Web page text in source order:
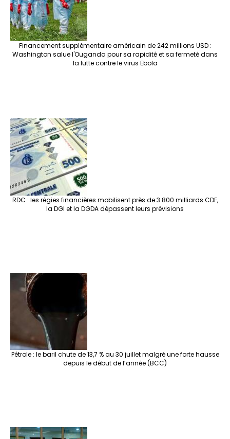
Financement supplémentaire américain de 242 millions USD :
Washington salue l'Ouganda pour sa rapidité et sa fermeté dans
la lutte contre le virus Ebola
RDC : les régies financières mobilisent près de 3.800 milliards CDF,
la DGI et la DGDA dépassent leurs prévisions
Pétrole : le baril chute de 13,7 % au 30 juillet malgré une forte hausse
depuis le début de l’année (BCC)